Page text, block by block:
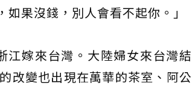
果沒錢，別人會看不起你。」
江嫁來台灣。大陸婦女來台灣結
改變也出現在萬華的茶室、阿公